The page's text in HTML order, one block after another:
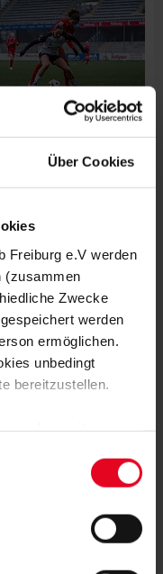
Über Cookies
Freiburg e.V werden
(zusammen
Zwecke
werden
ermöglichen.
unbedingt
bereitzustellen.
oder
Klicken auf den
und der
GALERIEN
06.08.2026
TESTSPIEL-